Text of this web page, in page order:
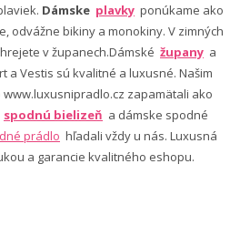
Dámske plavky ponúkame ako
odvážne bikiny a monokiny. V zimných
v županech.Dámské župany a
a Vestis sú kvalitné a luxusné. Našim
zapamätali ako
spodnú bielizeň a dámske spodné
prádlo hľadali vždy u nás. Luxusná
a garancie kvalitného eshopu.